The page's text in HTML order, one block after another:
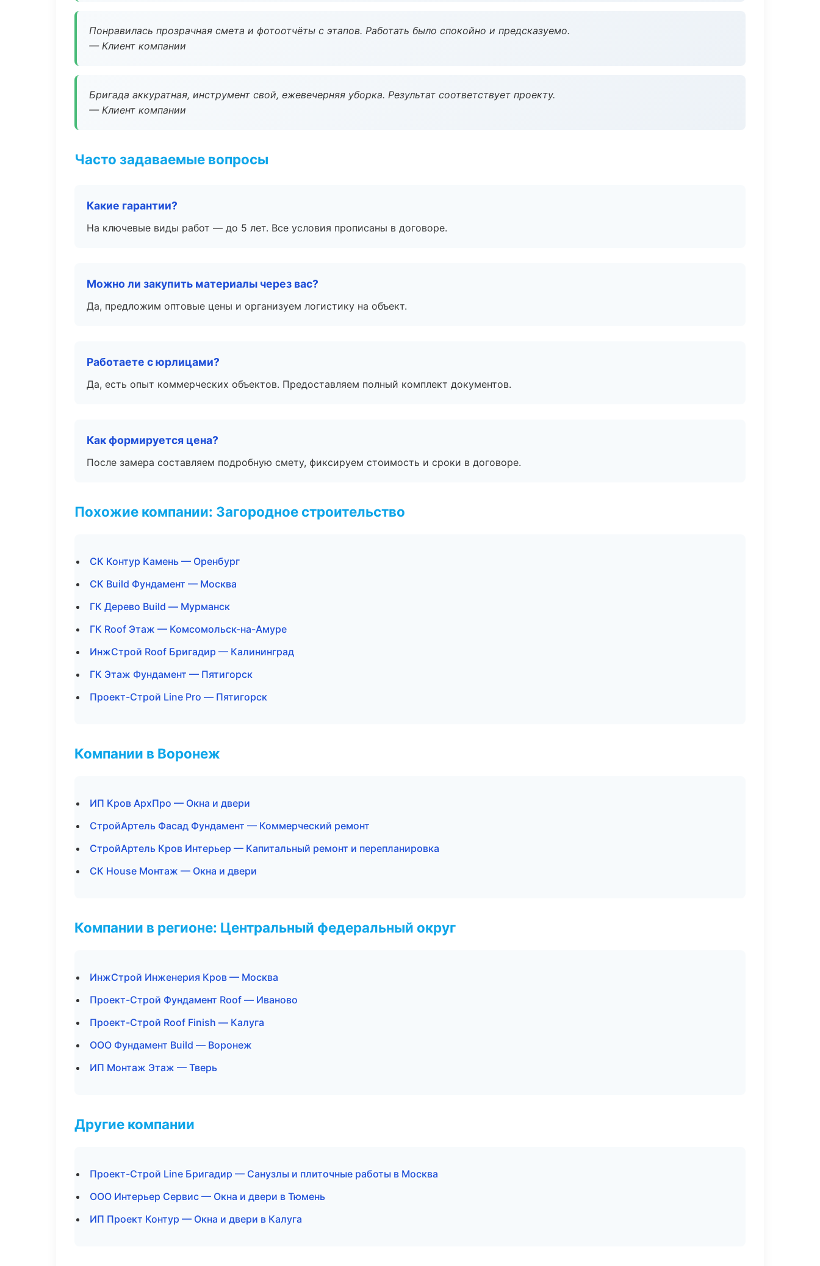
Понравилась прозрачная смета и фотоотчёты с этапов. Работать было спокойно и предсказуемо.
— Клиент компании
Бригада аккуратная, инструмент свой, ежевечерняя уборка. Результат соответствует проекту.
— Клиент компании
Часто задаваемые вопросы
Какие гарантии?
На ключевые виды работ — до 5 лет. Все условия прописаны в договоре.
Можно ли закупить материалы через вас?
Да, предложим оптовые цены и организуем логистику на объект.
Работаете с юрлицами?
Да, есть опыт коммерческих объектов. Предоставляем полный комплект документов.
Как формируется цена?
После замера составляем подробную смету, фиксируем стоимость и сроки в договоре.
Похожие компании: Загородное строительство
СК Контур Камень — Оренбург
СК Build Фундамент — Москва
ГК Дерево Build — Мурманск
ГК Roof Этаж — Комсомольск-на-Амуре
ИнжСтрой Roof Бригадир — Калининград
ГК Этаж Фундамент — Пятигорск
Проект-Строй Line Pro — Пятигорск
Компании в Воронеж
ИП Кров АрхПро — Окна и двери
СтройАртель Фасад Фундамент — Коммерческий ремонт
СтройАртель Кров Интерьер — Капитальный ремонт и перепланировка
СК House Монтаж — Окна и двери
Компании в регионе: Центральный федеральный округ
ИнжСтрой Инженерия Кров — Москва
Проект-Строй Фундамент Roof — Иваново
Проект-Строй Roof Finish — Калуга
ООО Фундамент Build — Воронеж
ИП Монтаж Этаж — Тверь
Другие компании
Проект-Строй Line Бригадир — Санузлы и плиточные работы в Москва
ООО Интерьер Сервис — Окна и двери в Тюмень
ИП Проект Контур — Окна и двери в Калуга